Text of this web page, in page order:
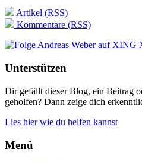
Artikel (RSS)
Kommentare (RSS)
Unterstützen
Dir gefällt dieser Blog, ein Beitrag
geholfen? Dann zeige dich
Lies hier wie du helfen kannst
Menü